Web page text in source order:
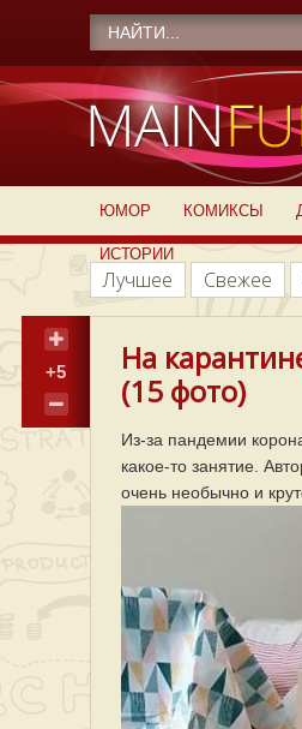
ЮМОР КОМИКСЫ
ИСТОРИИ
Лучшее Свежее
+5
На
(15 фото)
Из-за пандемии
какое-то занятие.
очень необычно и